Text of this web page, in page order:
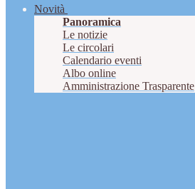
Novità
Panoramica
Le notizie
Le circolari
Calendario eventi
Albo online
Amministrazione Trasparente